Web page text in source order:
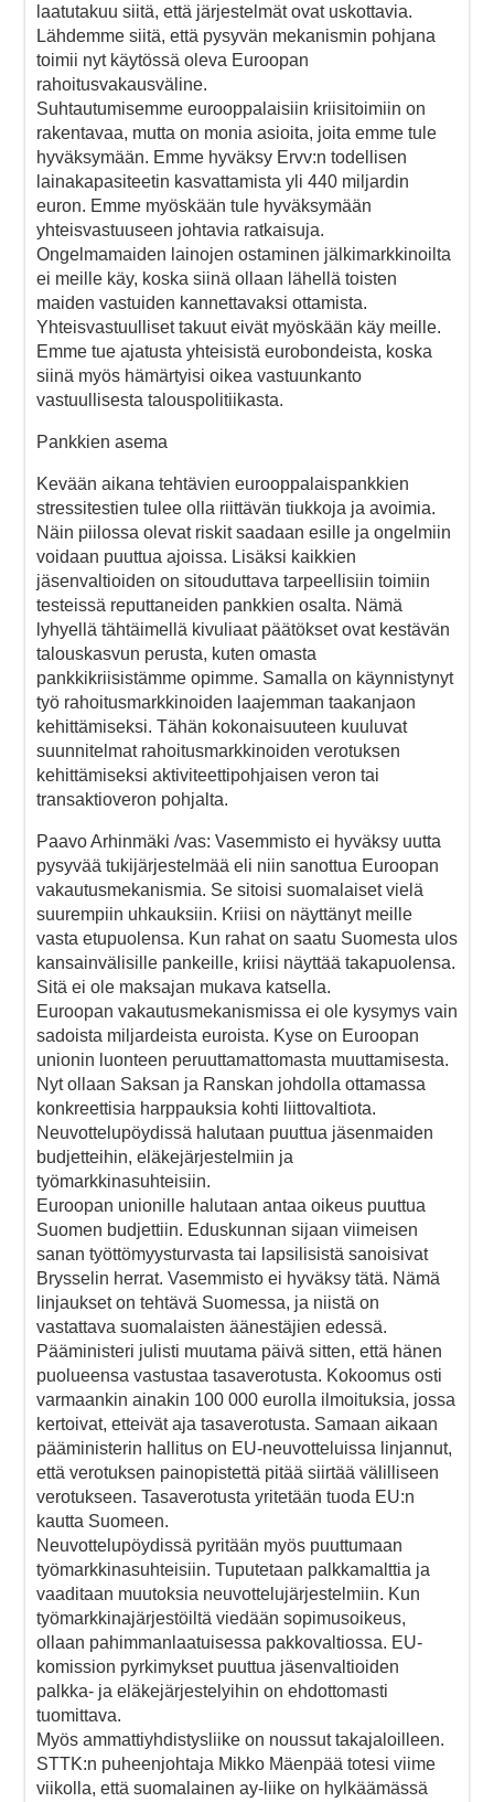
laatutakuu siitä, että järjestelmät ovat uskottavia.
Lähdemme siitä, että pysyvän mekanismin pohjana
toimii nyt käytössä oleva Euroopan
rahoitusvakausväline.
Suhtautumisemme eurooppalaisiin kriisitoimiin on
rakentavaa, mutta on monia asioita, joita emme tule
hyväksymään. Emme hyväksy Ervv:n todellisen
lainakapasiteetin kasvattamista yli 440 miljardin
euron. Emme myöskään tule hyväksymään
yhteisvastuuseen johtavia ratkaisuja.
Ongelmamaiden lainojen ostaminen jälkimarkkinoilta
ei meille käy, koska siinä ollaan lähellä toisten
maiden vastuiden kannettavaksi ottamista.
Yhteisvastuulliset takuut eivät myöskään käy meille.
Emme tue ajatusta yhteisistä eurobondeista, koska
siinä myös hämärtyisi oikea vastuunkanto
vastuullisesta talouspolitiikasta.
Pankkien asema
Kevään aikana tehtävien eurooppalaispankkien
stressitestien tulee olla riittävän tiukkoja ja avoimia.
Näin piilossa olevat riskit saadaan esille ja ongelmiin
voidaan puuttua ajoissa. Lisäksi kaikkien
jäsenvaltioiden on sitouduttava tarpeellisiin toimiin
testeissä reputtaneiden pankkien osalta. Nämä
lyhyellä tähtäimellä kivuliaat päätökset ovat kestävän
talouskasvun perusta, kuten omasta
pankkikriisistämme opimme. Samalla on käynnistynyt
työ rahoitusmarkkinoiden laajemman taakanjaon
kehittämiseksi. Tähän kokonaisuuteen kuuluvat
suunnitelmat rahoitusmarkkinoiden verotuksen
kehittämiseksi aktiviteettipohjaisen veron tai
transaktioveron pohjalta.
Paavo Arhinmäki /vas: Vasemmisto ei hyväksy uutta
pysyvää tukijärjestelmää eli niin sanottua Euroopan
vakautusmekanismia. Se sitoisi suomalaiset vielä
suurempiin uhkauksiin. Kriisi on näyttänyt meille
vasta etupuolensa. Kun rahat on saatu Suomesta ulos
kansainvälisille pankeille, kriisi näyttää takapuolensa.
Sitä ei ole maksajan mukava katsella.
Euroopan vakautusmekanismissa ei ole kysymys vain
sadoista miljardeista euroista. Kyse on Euroopan
unionin luonteen peruuttamattomasta muuttamisesta.
Nyt ollaan Saksan ja Ranskan johdolla ottamassa
konkreettisia harppauksia kohti liittovaltiota.
Neuvottelupöydissä halutaan puuttua jäsenmaiden
budjetteihin, eläkejärjestelmiin ja
työmarkkinasuhteisiin.
Euroopan unionille halutaan antaa oikeus puuttua
Suomen budjettiin. Eduskunnan sijaan viimeisen
sanan työttömyysturvasta tai lapsilisistä sanoisivat
Brysselin herrat. Vasemmisto ei hyväksy tätä. Nämä
linjaukset on tehtävä Suomessa, ja niistä on
vastattava suomalaisten äänestäjien edessä.
Pääministeri julisti muutama päivä sitten, että hänen
puolueensa vastustaa tasaverotusta. Kokoomus osti
varmaankin ainakin 100 000 eurolla ilmoituksia, jossa
kertoivat, etteivät aja tasaverotusta. Samaan aikaan
pääministerin hallitus on EU-neuvotteluissa linjannut,
että verotuksen painopistettä pitää siirtää välilliseen
verotukseen. Tasaverotusta yritetään tuoda EU:n
kautta Suomeen.
Neuvottelupöydissä pyritään myös puuttumaan
työmarkkinasuhteisiin. Tuputetaan palkkamalttia ja
vaaditaan muutoksia neuvottelujärjestelmiin. Kun
työmarkkinajärjestöiltä viedään sopimusoikeus,
ollaan pahimmanlaatuisessa pakkovaltiossa. EU-
komission pyrkimykset puuttua jäsenvaltioiden
palkka- ja eläkejärjestelyihin on ehdottomasti
tuomittava.
Myös ammattiyhdistysliike on noussut takajaloilleen.
STTK:n puheenjohtaja Mikko Mäenpää totesi viime
viikolla, että suomalainen ay-liike on hylkäämässä